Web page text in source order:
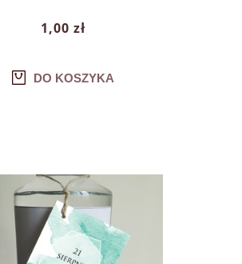
1,00 zł
DO KOSZYKA